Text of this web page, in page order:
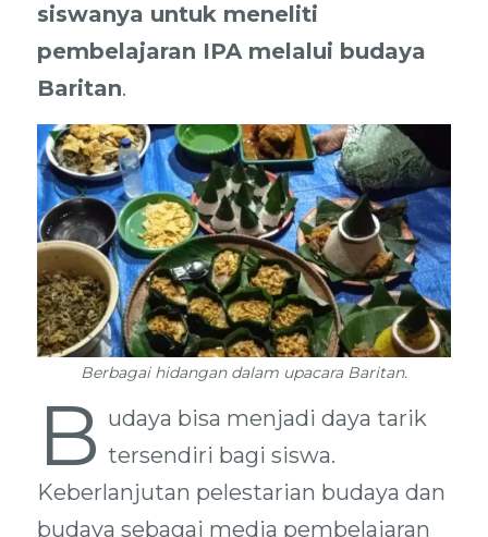
siswanya untuk meneliti
pembelajaran IPA melalui budaya
Baritan.
Berbagai hidangan dalam upacara Baritan.
B udaya bisa menjadi daya tarik
tersendiri bagi siswa.
Keberlanjutan pelestarian budaya dan
budaya sebagai media pembelajaran